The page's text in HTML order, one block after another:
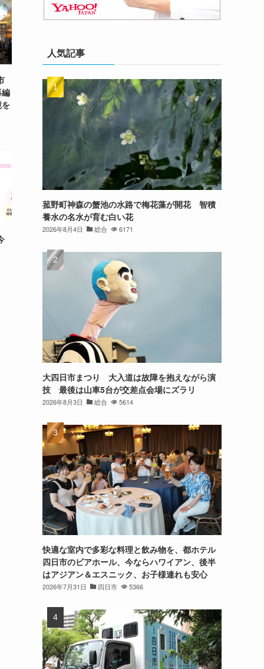
人気記事
菰野町神森の蟹池の水路で梅花藻が開花 智積
養水の名水が育む白い花
2026年8月4日 総合 6171
大四日市まつり 大入道は故障を抱えながら演
技 最後は山車5台が交差点会場にズラリ
2026年8月3日 総合 5614
快適な室内で多彩な料理と飲み物を、都ホテル
四日市のビアホール、今ならハワイアン、後半
はアジアン＆エスニック、お子様連れも安心
2026年7月31日 四日市 5366